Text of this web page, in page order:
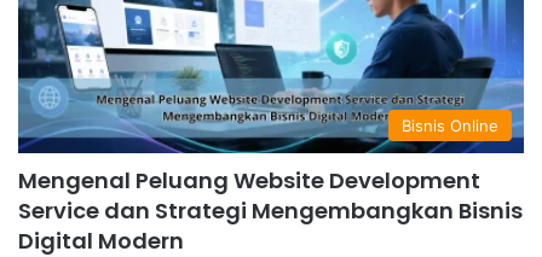
Bisnis Online
Mengenal Peluang Website Development
Service dan Strategi Mengembangkan Bisnis
Digital Modern